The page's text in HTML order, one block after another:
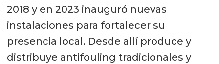
2018 y en 2023 inauguró nuevas
instalaciones para fortalecer su
presencia local. Desde allí produce y
distribuye antifouling tradicionales y